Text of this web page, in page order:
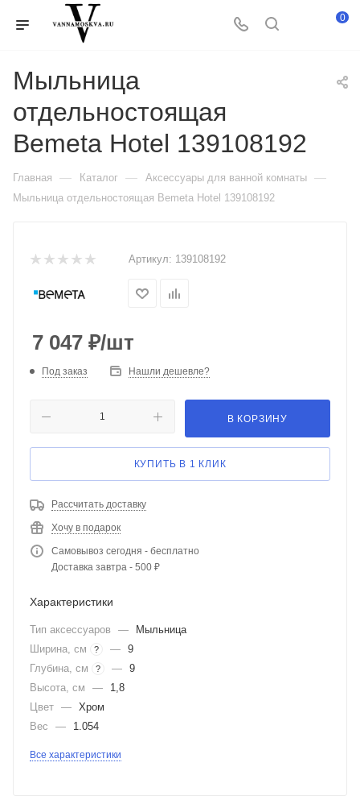
0
Мыльница
отдельностоящая
Bemeta Hotel 139108192
Главная — Каталог — Аксессуары для ванной комнаты —
Мыльница отдельностоящая Bemeta Hotel 139108192
Артикул: 139108192
7 047 ₽/шт
Под заказ Нашли дешевле?
В КОРЗИНУ
КУПИТЬ В 1 КЛИК
Рассчитать доставку
Хочу в подарок
Самовывоз сегодня - бесплатно
Доставка завтра - 500 ₽
Характеристики
Тип аксессуаров —
Мыльница
Ширина, см
? — 9
Глубина, см
? — 9
Высота, см
—
1,8
Цвет — Хром
Вес
— 1.054
Все характеристики